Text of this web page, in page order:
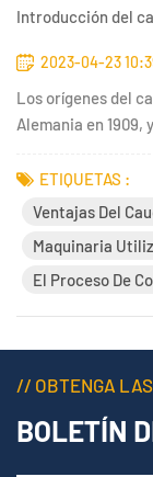
Introducción del
2023-04-23
Los orígenes del
Alemania en 1909,
Guerra Mundial
uso del caucho
ETIQUETAS :
Ventajas Del
Maquinaria
El Proceso De
// OBTENGA
BOLETÍN